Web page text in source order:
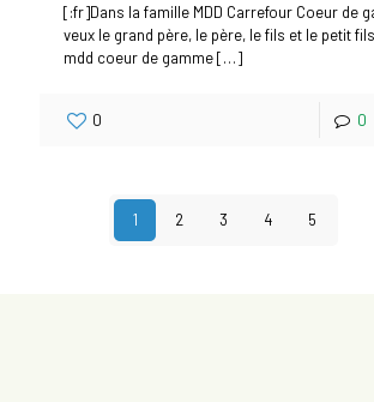
[:fr]Dans la famille MDD Carrefour Coeur de
veux le grand père, le père, le fils et le petit
mdd coeur de gamme[…]
0 0
1 2 3 4 5